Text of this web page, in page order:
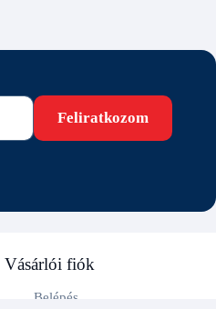
Feliratkozom
Vásárlói fiók
Belépés